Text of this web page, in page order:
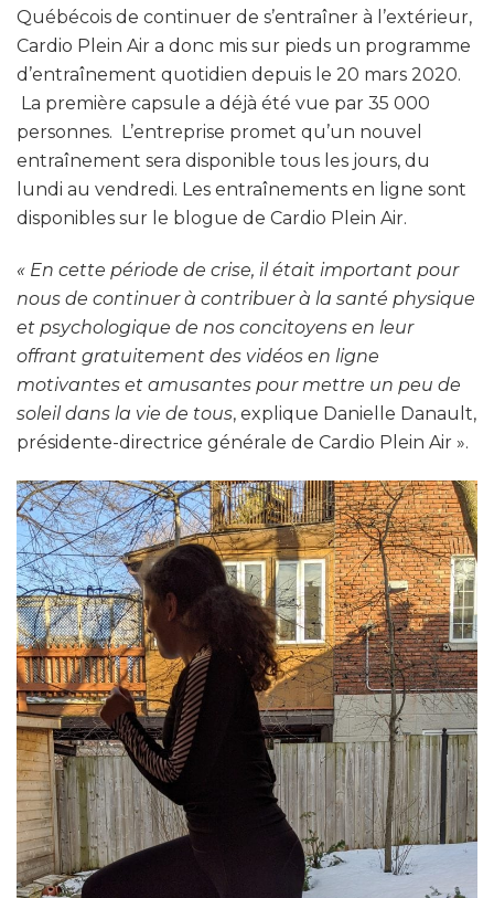
Québécois de continuer de s’entraîner à l’extérieur,
Cardio Plein Air a donc mis sur pieds un programme
d’entraînement quotidien depuis le 20 mars 2020.
La première capsule a déjà été vue par 35 000
personnes. L’entreprise promet qu’un nouvel
entraînement sera disponible tous les jours, du
lundi au vendredi. Les entraînements en ligne sont
disponibles sur le blogue de Cardio Plein Air.
« En cette période de crise, il était important pour
nous de continuer à contribuer à la santé physique
et psychologique de nos concitoyens en leur
offrant gratuitement des vidéos en ligne
motivantes et amusantes pour mettre un peu de
soleil dans la vie de tous, explique Danielle Danault,
présidente-directrice générale de Cardio Plein Air ».